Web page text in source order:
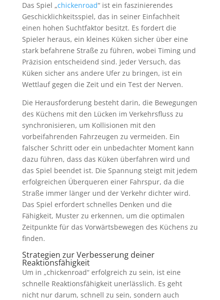
Das Spiel „chickenroad“ ist ein faszinierendes
Geschicklichkeitsspiel, das in seiner Einfachheit
einen hohen Suchtfaktor besitzt. Es fordert die
Spieler heraus, ein kleines Küken sicher über eine
stark befahrene Straße zu führen, wobei Timing und
Präzision entscheidend sind. Jeder Versuch, das
Küken sicher ans andere Ufer zu bringen, ist ein
Wettlauf gegen die Zeit und ein Test der Nerven.
Die Herausforderung besteht darin, die Bewegungen
des Küchens mit den Lücken im Verkehrsfluss zu
synchronisieren, um Kollisionen mit den
vorbeifahrenden Fahrzeugen zu vermeiden. Ein
falscher Schritt oder ein unbedachter Moment kann
dazu führen, dass das Küken überfahren wird und
das Spiel beendet ist. Die Spannung steigt mit jedem
erfolgreichen Überqueren einer Fahrspur, da die
Straße immer länger und der Verkehr dichter wird.
Das Spiel erfordert schnelles Denken und die
Fähigkeit, Muster zu erkennen, um die optimalen
Zeitpunkte für das Vorwärtsbewegen des Küchens zu
finden.
Strategien zur Verbesserung deiner
Reaktionsfähigkeit
Um in „chickenroad“ erfolgreich zu sein, ist eine
schnelle Reaktionsfähigkeit unerlässlich. Es geht
nicht nur darum, schnell zu sein, sondern auch